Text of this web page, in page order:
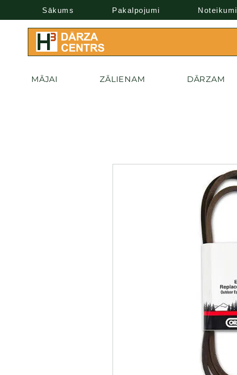
Sākums Pakalpojumi Noteikumi
MĀJAI ZĀLIENAM DĀRZAM